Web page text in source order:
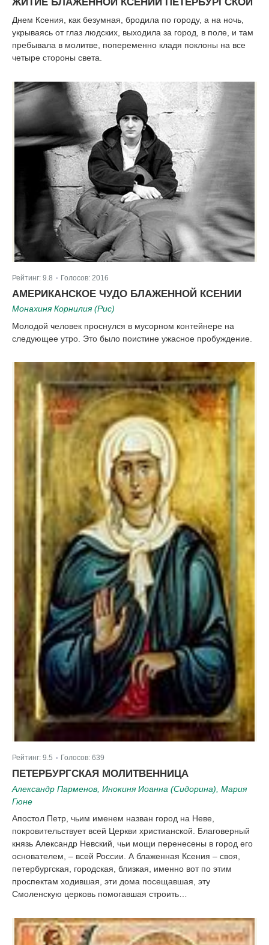
Днем Ксения, как безумная, бродила по городу, а на ночь,
укрываясь от глаз людских, выходила за город, в поле, и там
пребывала в молитве, попеременно кладя поклоны на все
четыре стороны света.
Рейтинг: 9.8 Голосов: 2016
АМЕРИКАНСКОЕ ЧУДО БЛАЖЕННОЙ КСЕНИИ
Монахиня Корнилия (Рис)
Молодой человек проснулся в мусорном контейнере на
следующее утро. Это было поистине ужасное пробуждение.
Рейтинг: 9.5 Голосов: 639
ПЕТЕРБУРГСКАЯ МОЛИТВЕННИЦА
Александр Парменов, Инокиня Иоанна (Сидорина), Мария
Гюне
Апостол Петр, чьим именем назван город на Неве,
покровительствует всей Церкви христианской. Благоверный
князь Александр Невский, чьи мощи перенесены в город его
основателем, – всей России. А блаженная Ксения – своя,
петербургская, городская, близкая, именно вот по этим
проспектам ходившая, эти дома посещавшая, эту
Смоленскую церковь помогавшая строить…